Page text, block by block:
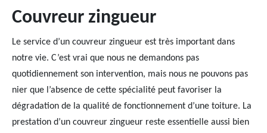
Couvreur zingueur
Le service d’un couvreur zingueur est très important dans
notre vie. C’est vrai que nous ne demandons pas
quotidiennement son intervention, mais nous ne pouvons pas
nier que l’absence de cette spécialité peut favoriser la
dégradation de la qualité de fonctionnement d’une toiture. La
prestation d’un couvreur zingueur reste essentielle aussi bien